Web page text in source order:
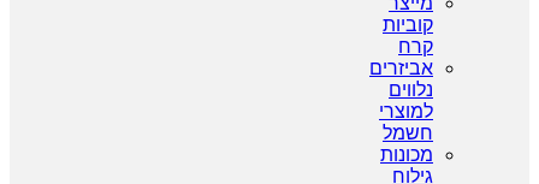
קוביות
קרח
אביזרים
נלווים
למוצרי
חשמל
מכונות
גילוח